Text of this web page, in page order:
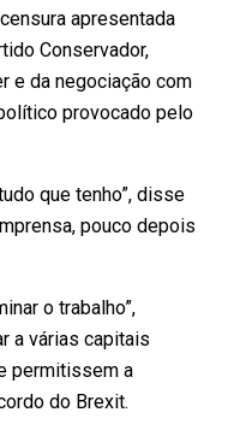
apresentada
Conservador,
e da negociação com
provocado pelo
que tenho”, disse
pouco depois
o trabalho”,
a várias capitais
permitissem a
do Brexit.